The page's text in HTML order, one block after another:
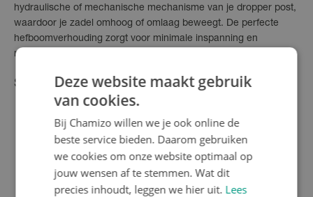
hydraulische of mechanische mechanisme van je dropper post,
waardoor je zadel omhoog of omlaag beweegt. De perfecte
hefboomverhouding zorgt voor minimale inspanning en
maximale controle tijdens het rijden.
Specificaties
Compatibel met Bontrager Line Elite Dropper
zadelpennen
Inclusief kabelklem en bevestigingsmateriaal
Gewicht: Lichtgewicht ontwerp voor minimale impact op
totaalgewicht
Deze website maakt gebruik
van cookies.
Bij Chamizo willen we je ook online de
beste service bieden. Daarom gebruiken
we cookies om onze website optimaal op
jouw wensen af te stemmen. Wat dit
precies inhoudt, leggen we hier uit. Lees